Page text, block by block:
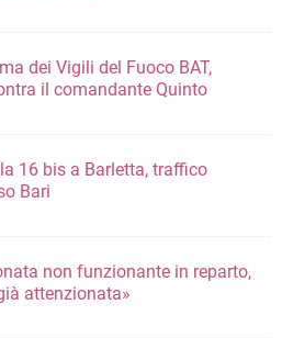
dei Vigili del Fuoco BAT,
il comandante Quinto
16 bis a Barletta, traffico
Bari
non funzionante in reparto,
attenzionata»